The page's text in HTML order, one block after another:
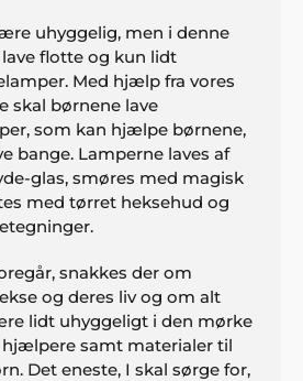
uhyggelig, men i denne
flotte og kun lidt
Med hjælp fra vores
skal børnene lave
som kan hjælpe børnene,
bange. Lamperne laves af
glas, smøres med magisk
med tørret heksehud og
snakkes der om
og deres liv og om alt
lidt uhyggeligt i den mørke
samt materialer til
Det eneste, I skal sørge for,